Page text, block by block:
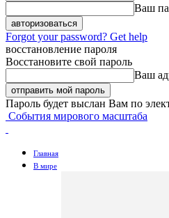
Ваш
Forgot your password? Get help
восстановление пароля
Восстановите свой пароль
Ваш
Пароль будет выслан Вам по
События мирового масштаба
Главная
В мире